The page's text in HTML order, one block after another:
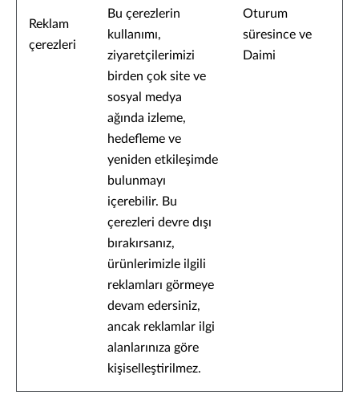
Reklam
çerezleri
Bu çerezlerin
kullanımı,
ziyaretçilerimizi
birden çok site ve
sosyal medya
ağında izleme,
hedefleme ve
yeniden etkileşimde
bulunmayı
içerebilir. Bu
çerezleri devre dışı
bırakırsanız,
ürünlerimizle ilgili
reklamları görmeye
devam edersiniz,
ancak reklamlar ilgi
alanlarınıza göre
kişiselleştirilmez.
Oturum
süresince ve
Daimi